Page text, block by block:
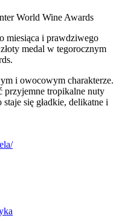
miesiąca i prawdziwego
medal w tegorocznym
i owocowym charakterze.
tropikalne nuty
się gładkie, delikatne i